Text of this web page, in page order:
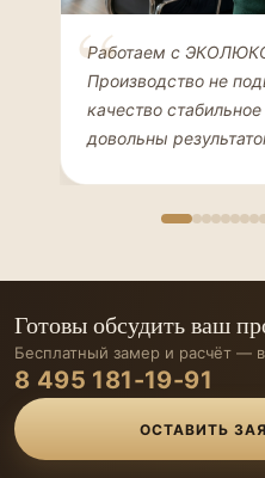
Елена Соколова
ДИЗАЙНЕР
Работаем с
Производство не
качество
довольны
Готовы обсудить ваш
Бесплатный замер и расчёт —
8 495 181-19-91
ОСТАВИТЬ